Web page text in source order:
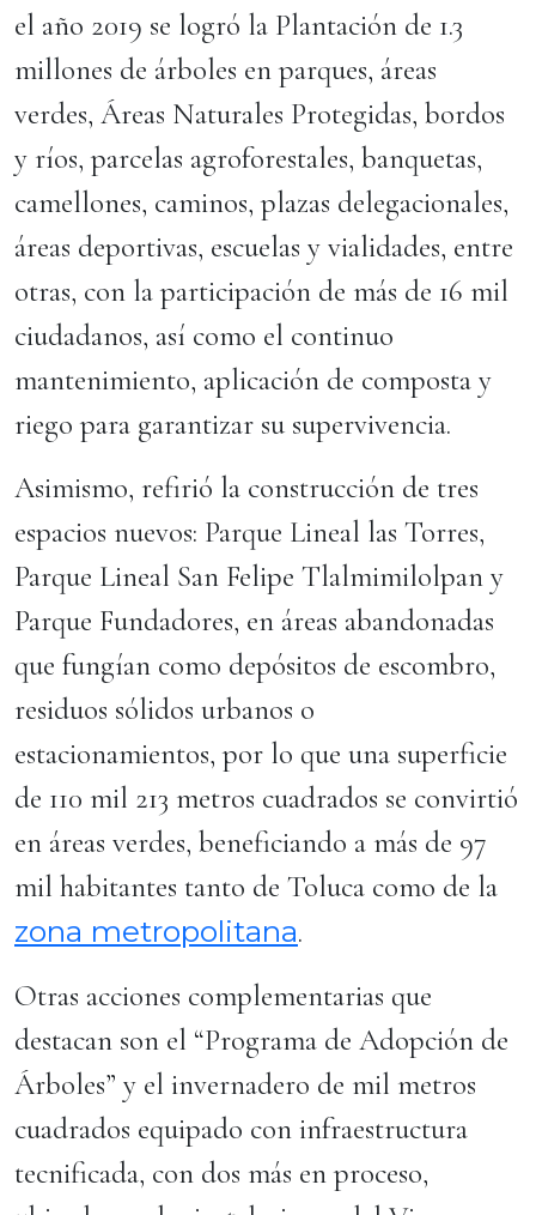
el año 2019 se logró la Plantación de 1.3
millones de árboles en parques, áreas
verdes, Áreas Naturales Protegidas, bordos
y ríos, parcelas agroforestales, banquetas,
camellones, caminos, plazas delegacionales,
áreas deportivas, escuelas y vialidades, entre
otras, con la participación de más de 16 mil
ciudadanos, así como el continuo
mantenimiento, aplicación de composta y
riego para garantizar su supervivencia.
Asimismo, refirió la construcción de tres
espacios nuevos: Parque Lineal las Torres,
Parque Lineal San Felipe Tlalmimilolpan y
Parque Fundadores, en áreas abandonadas
que fungían como depósitos de escombro,
residuos sólidos urbanos o
estacionamientos, por lo que una superficie
de 110 mil 213 metros cuadrados se convirtió
en áreas verdes, beneficiando a más de 97
mil habitantes tanto de Toluca como de la
zona metropolitana.
Otras acciones complementarias que
destacan son el “Programa de Adopción de
Árboles” y el invernadero de mil metros
cuadrados equipado con infraestructura
tecnificada, con dos más en proceso,